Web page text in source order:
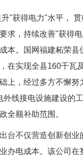
"获得电力"水平，
求，持续改善"获得电
本。国网福建柘荣县
在实现全县160千瓦
上，经过多方不懈努
外线接电设施建设的
全额补助范围。
台不仅营造创新创业
办电成本。该公司在